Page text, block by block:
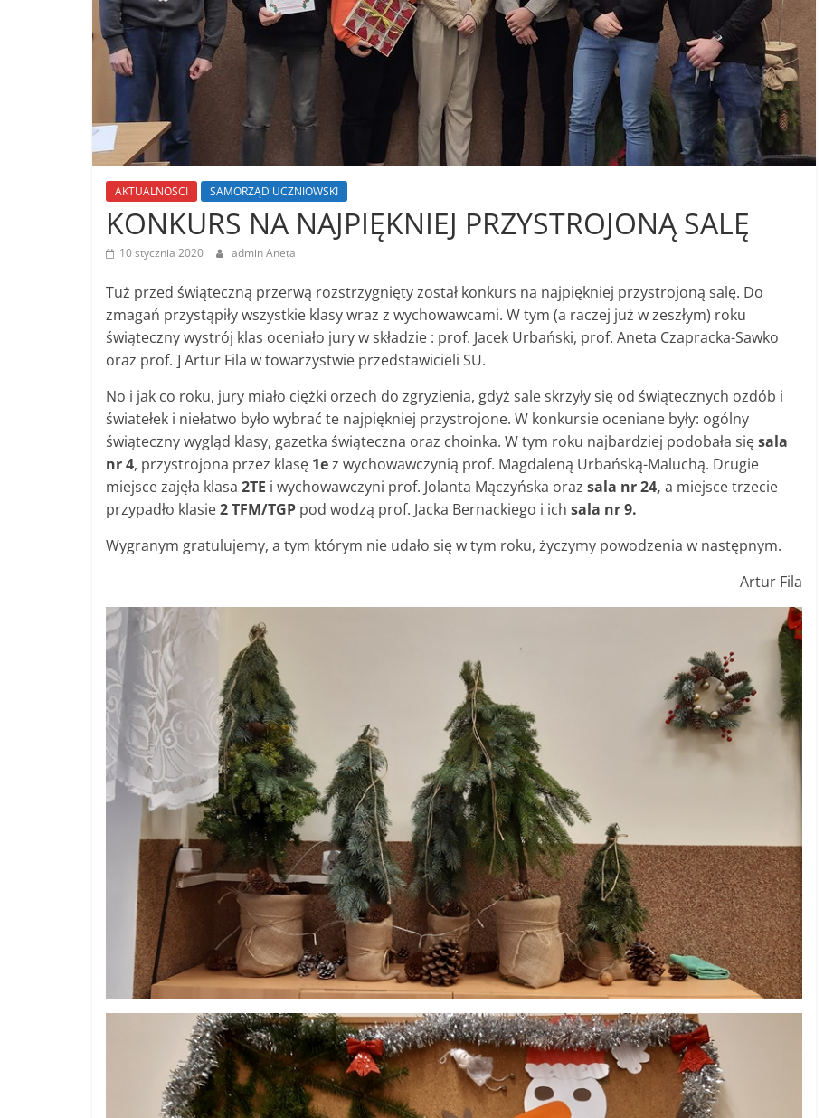
AKTUALNOŚCI SAMORZĄD UCZNIOWSKI
KONKURS NA NAJPIĘKNIEJ PRZYSTROJONĄ SALĘ
10 stycznia 2020 admin Aneta
Tuż przed świąteczną przerwą rozstrzygnięty został konkurs na najpiękniej przystrojoną salę. Do
zmagań przystąpiły wszystkie klasy wraz z wychowawcami. W tym (a raczej już w zeszłym) roku
świąteczny wystrój klas oceniało jury w składzie : prof. Jacek Urbański, prof. Aneta Czapracka-Sawko
oraz prof. ] Artur Fila w towarzystwie przedstawicieli SU.
No i jak co roku, jury miało ciężki orzech do zgryzienia, gdyż sale skrzyły się od świątecznych ozdób i
światełek i niełatwo było wybrać te najpiękniej przystrojone. W konkursie oceniane były: ogólny
świąteczny wygląd klasy, gazetka świąteczna oraz choinka. W tym roku najbardziej podobała sięsala
nr 4, przystrojona przez klasę 1ez wychowawczynią prof. Magdaleną Urbańską-Maluchą. Drugie
miejsce zajęła klasa 2TE i wychowawczyni prof. Jolanta Mączyńska oraz sala nr 24, a miejsce trzecie
przypadło klasie2 TFM/TGP pod wodzą prof. Jacka Bernackiego i ich sala nr 9.
Wygranym gratulujemy, a tym którym nie udało się w tym roku, życzymy powodzenia w następnym.
Artur Fila